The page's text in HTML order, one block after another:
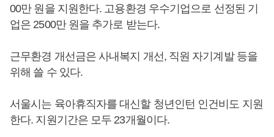
00만 원을 지원한다. 고용환경 우수기업으로 선정된 기
업은 2500만 원을 추가로 받는다.
근무환경 개선금은 사내복지 개선, 직원 자기계발 등을
위해 쓸 수 있다.
서울시는 육아휴직자를 대신할 청년인턴 인건비도 지원
한다. 지원기간은 모두 23개월이다.